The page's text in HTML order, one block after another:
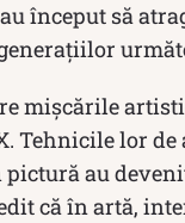
început să
mișcările
lor de
au
că în artă,